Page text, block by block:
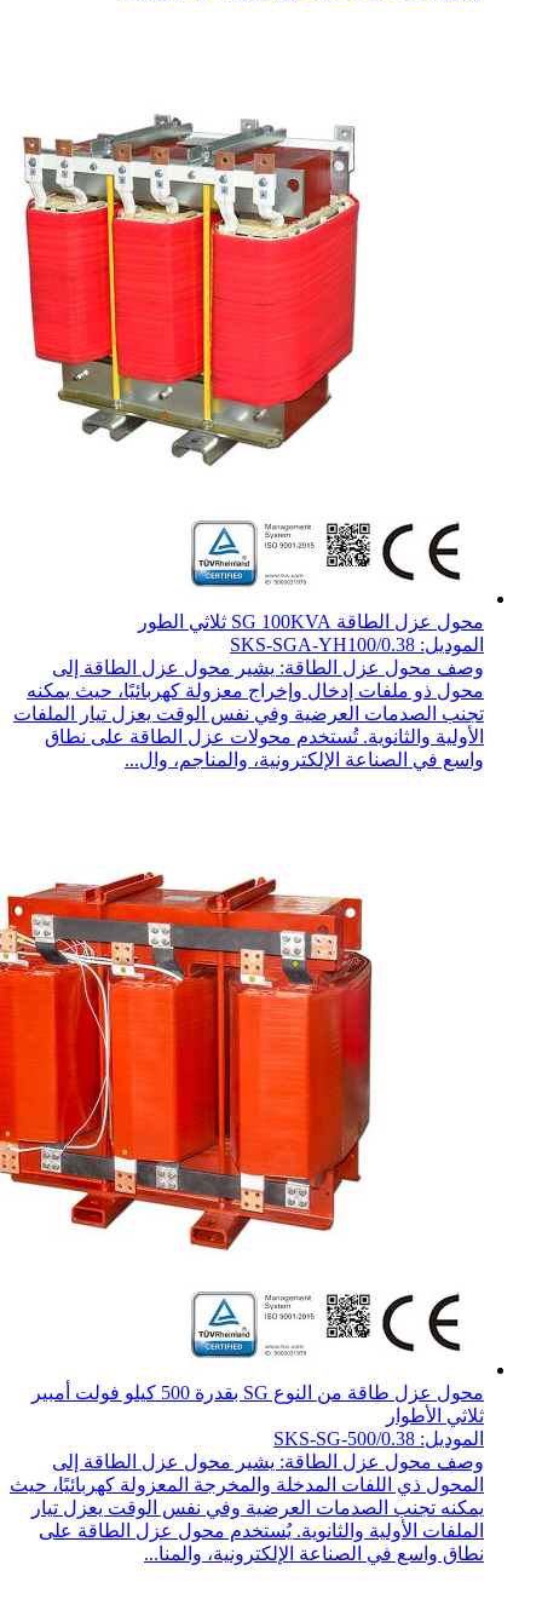
محول عزل الطاقة SG 100KVA ثلاثي الطور
الموديل: SKS-SGA-YH100/0.38
وصف محول عزل الطاقة: يشير محول عزل الطاقة إلى
محول ذو ملفات إدخال وإخراج معزولة كهربائيًا، حيث يمكنه
تجنب الصدمات العرضية وفي نفس الوقت يعزل تيار الملفات
الأولية والثانوية. تُستخدم محولات عزل الطاقة على نطاق
واسع في الصناعة الإلكترونية، والمناجم، وال...
محول عزل طاقة من النوع SG بقدرة 500 كيلو فولت أمبير
ثلاثي الأطوار
الموديل: SKS-SG-500/0.38
وصف محول عزل الطاقة: يشير محول عزل الطاقة إلى
المحول ذي اللفات المدخلة والمخرجة المعزولة كهربائيًا، حيث
يمكنه تجنب الصدمات العرضية وفي نفس الوقت يعزل تيار
الملفات الأولية والثانوية. يُستخدم محول عزل الطاقة على
نطاق واسع في الصناعة الإلكترونية، والمنا...